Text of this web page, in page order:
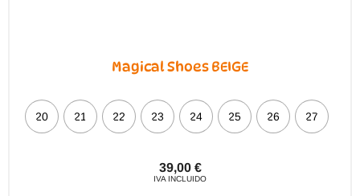
Magical Shoes BEIGE
20 21 22 23 24 25 26 27
39,00 €
IVA INCLUIDO